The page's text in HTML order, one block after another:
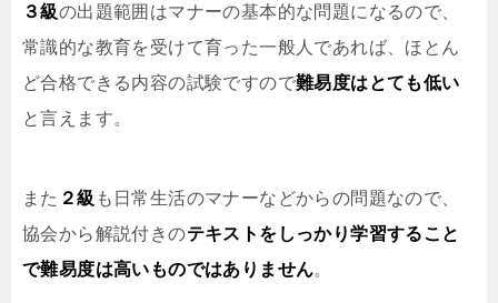
３級の出題範囲はマナーの基本的な問題になるので、
常識的な教育を受けて育った一般人であれば、ほとん
ど合格できる内容の試験ですので難易度はとても低い
と言えます。
また ２級 も日常生活のマナーなどからの問題なので、
協会から解説付きのテキストをしっかり学習すること
で難易度は高いものではありません。